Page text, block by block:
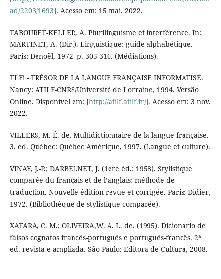
ad/2203/1693]. Acesso em: 15 mai. 2022.
TABOURET-KELLER, A. Plurilinguisme et interférence. In:
MARTINET, A. (Dir.). Linguistique: guide alphabétique.
Paris: Denoël, 1972. p. 305-310. (Médiations).
TLFi - TRÉSOR DE LA LANGUE FRANÇAISE INFORMATISÉ.
Nancy: ATILF-CNRS/Université de Lorraine, 1994. Versão
Online. Disponível em: [http://atilf.atilf.fr/]. Acesso em: 3 nov.
2022.
VILLERS, M.-É. de. Multidictionnaire de la langue française.
3. ed. Québec: Québec Amérique, 1997. (Langue et culture).
VINAY, J.-P.; DARBELNET, J. (1ere éd.: 1958). Stylistique
comparée du français et de l’anglais: méthode de
traduction. Nouvelle édition revue et corrigée. Paris: Didier,
1972. (Bibliothèque de stylistique comparée).
XATARA, C. M.; OLIVEIRA,W. A. L. de. (1995). Dicionário de
falsos cognatos francês-português e português-francês. 2ª
ed. revista e ampliada. São Paulo: Editora de Cultura, 2008.